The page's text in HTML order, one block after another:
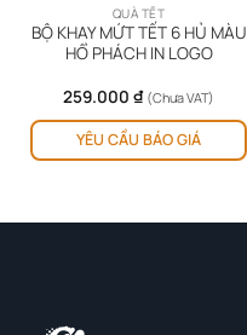
QUÀ TẾT
BỘ KHAY MỨT TẾT 6 HỦ MÀU
HỔ PHÁCH IN LOGO
259.000 ₫ (Chưa VAT)
YÊU CẦU BÁO GIÁ